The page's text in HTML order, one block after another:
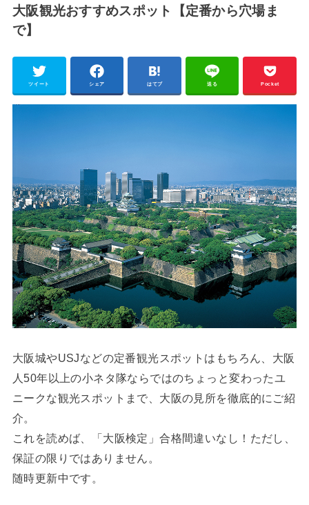
大阪観光おすすめスポット【定番から穴場ま
で】
ツイート シェア はてブ 送る Pocket
大阪城やUSJなどの定番観光スポットはもちろん、大阪
人50年以上の小ネタ隊ならではのちょっと変わったユ
ニークな観光スポットまで、大阪の見所を徹底的にご紹
介。
これを読めば、「大阪検定」合格間違いなし！ただし、
保証の限りではありません。
随時更新中です。